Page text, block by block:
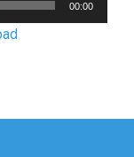
00:00